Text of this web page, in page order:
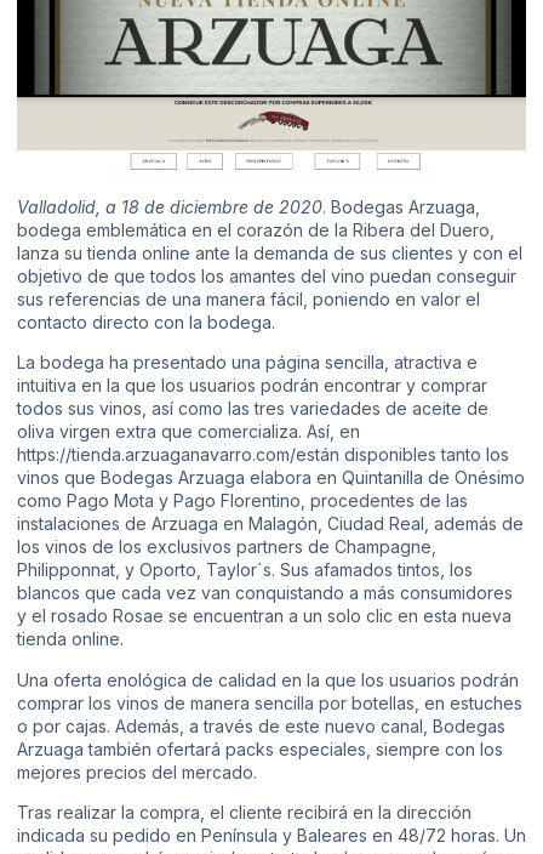
Valladolid, a 18 de diciembre de 2020. Bodegas Arzuaga,
bodega emblemática en el corazón de la Ribera del Duero,
lanza su tienda online ante la demanda de sus clientes y con el
objetivo de que todos los amantes del vino puedan conseguir
sus referencias de una manera fácil, poniendo en valor el
contacto directo con la bodega.
La bodega ha presentado una página sencilla, atractiva e
intuitiva en la que los usuarios podrán encontrar y comprar
todos sus vinos, así como las tres variedades de aceite de
oliva virgen extra que comercializa. Así, en
https://tienda.arzuaganavarro.com/están disponibles tanto los
vinos que Bodegas Arzuaga elabora en Quintanilla de Onésimo
como Pago Mota y Pago Florentino, procedentes de las
instalaciones de Arzuaga en Malagón, Ciudad Real, además de
los vinos de los exclusivos partners de Champagne,
Philipponnat, y Oporto, Taylor´s. Sus afamados tintos, los
blancos que cada vez van conquistando a más consumidores
y el rosado Rosae se encuentran a un solo clic en esta nueva
tienda online.
Una oferta enológica de calidad en la que los usuarios podrán
comprar los vinos de manera sencilla por botellas, en estuches
o por cajas. Además, a través de este nuevo canal, Bodegas
Arzuaga también ofertará packs especiales, siempre con los
mejores precios del mercado.
Tras realizar la compra, el cliente recibirá en la dirección
indicada su pedido en Península y Baleares en 48/72 horas. Un